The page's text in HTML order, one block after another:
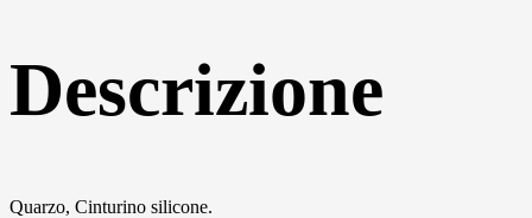
Descrizione
Quarzo, Cinturino silicone.